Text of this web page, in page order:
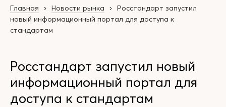
Главная Новости рынка
Росстандарт запустил
новый информационный портал для доступа к
стандартам
Росстандарт запустил новый
информационный портал для
доступа к стандартам